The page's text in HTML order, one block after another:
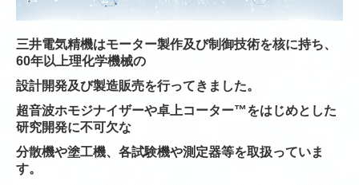
三井電気精機はモーター製作及び制御技術を核に持ち、
60年以上理化学機械の
設計開発及び製造販売を行ってきました。
超音波ホモジナイザーや卓上コーター™をはじめとした
研究開発に不可欠な
分散機や塗工機、各試験機や測定器等を取扱っていま
す。